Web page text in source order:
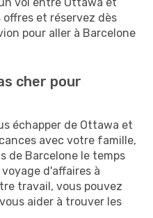
offres et réservez dès
pour aller à Barcelone
cher pour
échapper de Ottawa et
avec votre famille,
de Barcelone le temps
d'affaires à
travail, vous pouvez
aider à trouver les